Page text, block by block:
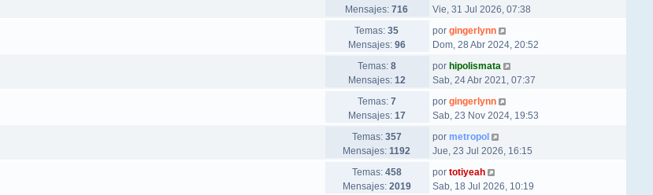
Mensajes:716
Vie, 31 Jul 2026, 07:38
Temas:35
Mensajes: 96
por gingerlynn
Dom, 28 Abr 2024, 20:52
Temas: 8
Mensajes: 12
por hipolismata
Sab, 24 Abr 2021, 07:37
Temas: 7
Mensajes: 17
por gingerlynn
Sab, 23 Nov 2024, 19:53
Temas: 357
Mensajes:1192
por metropol
Jue, 23 Jul 2026, 16:15
Temas: 458
Mensajes: 2019
por totiyeah
Sab, 18 Jul 2026, 10:19